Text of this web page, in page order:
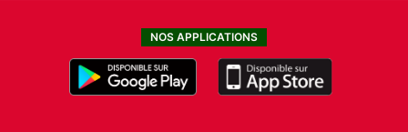
NOS APPLICATIONS